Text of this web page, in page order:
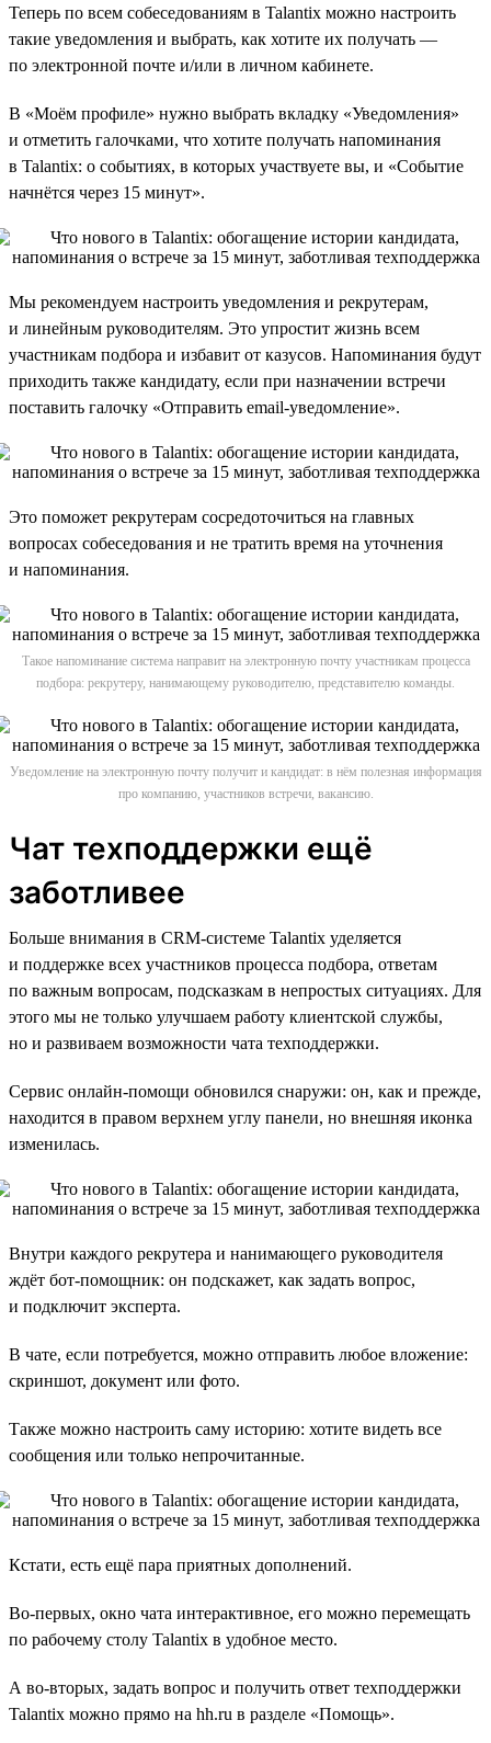
Теперь по всем собеседованиям в Talantix можно настроить
такие уведомления и выбрать, как хотите их получать —
по электронной почте и/или в личном кабинете.
В «Моём профиле» нужно выбрать вкладку «Уведомления»
и отметить галочками, что хотите получать напоминания
в Talantix: о событиях, в которых участвуете вы, и «Событие
начнётся через 15 минут».
Мы рекомендуем настроить уведомления и рекрутерам,
и линейным руководителям. Это упростит жизнь всем
участникам подбора и избавит от казусов. Напоминания будут
приходить также кандидату, если при назначении встречи
поставить галочку «Отправить email-уведомление».
Это поможет рекрутерам сосредоточиться на главных
вопросах собеседования и не тратить время на уточнения
и напоминания.
Такое напоминание система направит на электронную почту участникам процесса
подбора: рекрутеру, нанимающему руководителю, представителю команды.
Уведомление на электронную почту получит и кандидат: в нём полезная информация
про компанию, участников встречи, вакансию.
Чат техподдержки ещё
заботливее
Больше внимания в CRM-системе Talantix уделяется
и поддержке всех участников процесса подбора, ответам
по важным вопросам, подсказкам в непростых ситуациях. Для
этого мы не только улучшаем работу клиентской службы,
но и развиваем возможности чата техподдержки.
Сервис онлайн-помощи обновился снаружи: он, как и прежде,
находится в правом верхнем углу панели, но внешняя иконка
изменилась.
Внутри каждого рекрутера и нанимающего руководителя
ждёт бот-помощник: он подскажет, как задать вопрос,
и подключит эксперта.
В чате, если потребуется, можно отправить любое вложение:
скриншот, документ или фото.
Также можно настроить саму историю: хотите видеть все
сообщения или только непрочитанные.
Кстати, есть ещё пара приятных дополнений.
Во-первых, окно чата интерактивное, его можно перемещать
по рабочему столу Talantix в удобное место.
А во-вторых, задать вопрос и получить ответ техподдержки
Talantix можно прямо на hh.ru в разделе «Помощь».